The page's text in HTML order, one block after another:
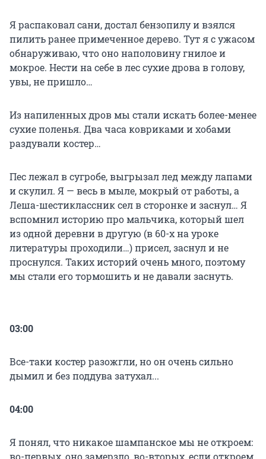
Я распаковал сани, достал бензопилу и взялся
пилить ранее примеченное дерево. Тут я с ужасом
обнаруживаю, что оно наполовину гнилое и
мокрое. Нести на себе в лес сухие дрова в голову,
увы, не пришло…
Из напиленных дров мы стали искать более-менее
сухие поленья. Два часа ковриками и хобами
раздували костер…
Пес лежал в сугробе, выгрызал лед между лапами
и скулил. Я — весь в мыле, мокрый от работы, а
Леша-шестиклассник сел в сторонке и заснул… Я
вспомнил историю про мальчика, который шел
из одной деревни в другую (в 60-х на уроке
литературы проходили…) присел, заснул и не
проснулся. Таких историй очень много, поэтому
мы стали его тормошить и не давали заснуть.
03:00
Все-таки костер разожгли, но он очень сильно
дымил и без поддува затухал...
04:00
Я понял, что никакое шампанское мы не откроем:
во-первых, оно замерзло, во-вторых, если откроем,